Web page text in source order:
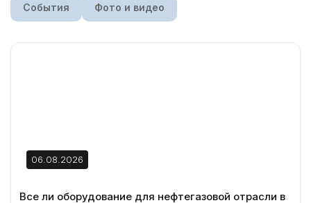
События Фото и видео
06.08.2026
Все ли оборудование для нефтегазовой отрасли в